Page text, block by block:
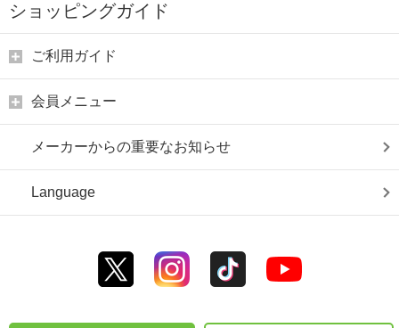
ショッピングガイド
ご利用ガイド
会員メニュー
メーカーからの重要なお知らせ
Language